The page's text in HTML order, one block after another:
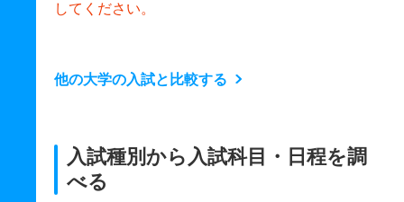
してください。
他の大学の入試と比較する
入試種別から入試科目・日程を調
べる